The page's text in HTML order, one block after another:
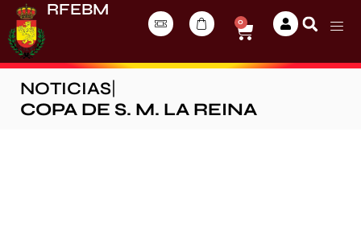
RFEBM
0
NOTICIAS
COPA DE S. M. LA REINA